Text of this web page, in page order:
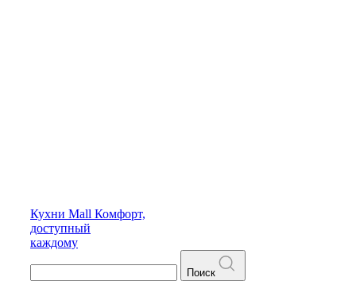
Кухни Mall Комфорт,
доступный
каждому
Поиск